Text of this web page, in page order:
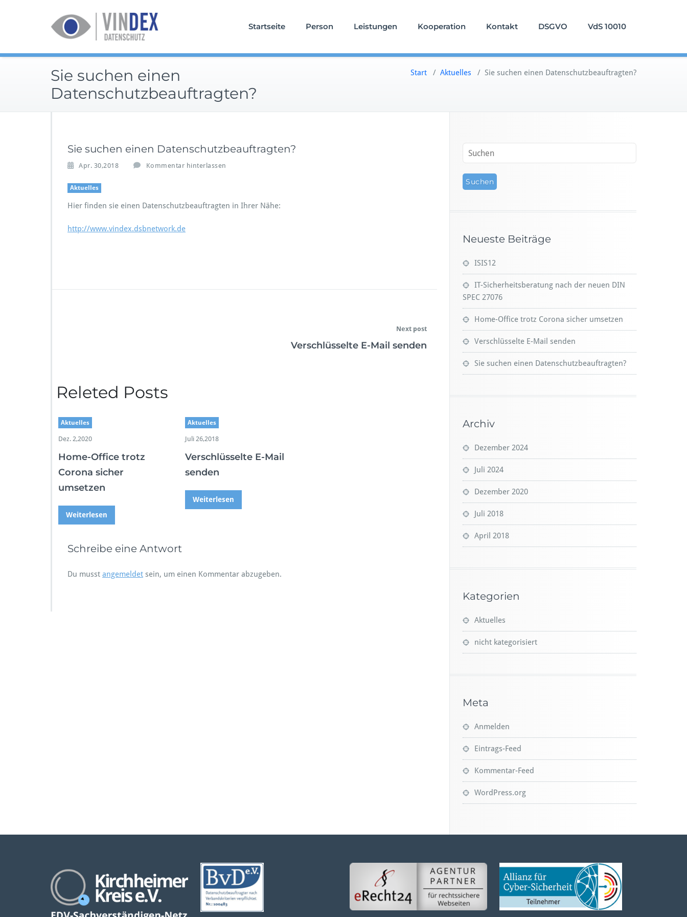
Startseite Person Leistungen Kooperation Kontakt DSGVO VdS 10010
Sie suchen einen
Datenschutzbeauftragten?
Start / Aktuelles / Sie suchen einen Datenschutzbeauftragten?
Sie suchen einen Datenschutzbeauftragten?
Apr. 30,2018 Kommentar hinterlassen
Aktuelles
Hier finden sie einen Datenschutzbeauftragten in Ihrer Nähe:
http://www.vindex.dsbnetwork.de
Next post
Verschlüsselte E-Mail senden
Releted Posts
Aktuelles
Dez. 2,2020
Home-Office trotz
Corona sicher
umsetzen
Weiterlesen
Aktuelles
Juli 26,2018
Verschlüsselte E-Mail
senden
Weiterlesen
Schreibe eine Antwort
Du musst angemeldet sein, um einen Kommentar abzugeben.
Neueste Beiträge
ISIS12
IT-Sicherheitsberatung nach der neuen DIN
SPEC 27076
Home-Office trotz Corona sicher umsetzen
Verschlüsselte E-Mail senden
Sie suchen einen Datenschutzbeauftragten?
Archiv
Dezember 2024
Juli 2024
Dezember 2020
Juli 2018
April 2018
Kategorien
Aktuelles
nicht kategorisiert
Meta
Anmelden
Eintrags-Feed
Kommentar-Feed
WordPress.org